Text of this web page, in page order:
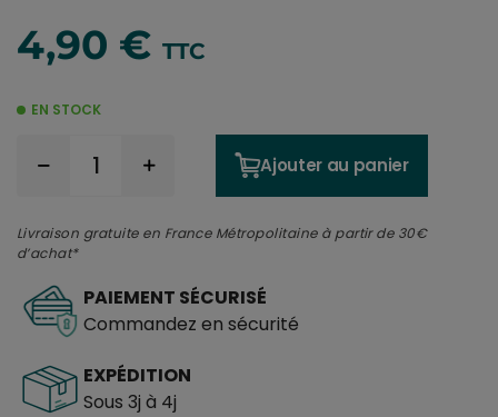
4,90 € TTC
EN STOCK
Ajouter au panier
Livraison gratuite en France Métropolitaine à partir de 30€
d’achat*
PAIEMENT SÉCURISÉ
Commandez en sécurité
EXPÉDITION
Sous 3j à 4j